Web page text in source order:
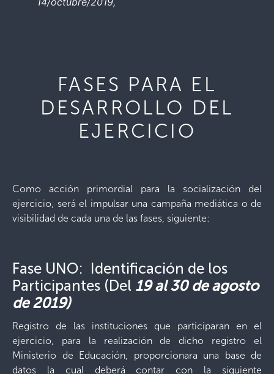
FASES PARA EL
DESARROLLO DEL
EJERCICIO
Como acción primordial para la socialización del
ejercicio, será el impulsar una campaña mediática o de
visibilidad de cada una de las fases, siguiente:
Fase UNO: Identificación de los
Participantes (Del 19 al 30 de agosto
de 2019)
Registro de las instituciones que participaran en el
ejercicio, para la realización de dicho registro el
Ministerio de Educación, proporcionara una base de
datos la cual deberá contar con la siguiente